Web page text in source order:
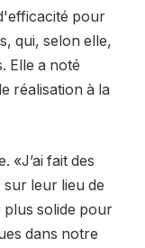
pour
qui, selon elle,
Elle a noté
réalisation à la
«J’ai fait des
leur lieu de
plus solide pour
dans notre